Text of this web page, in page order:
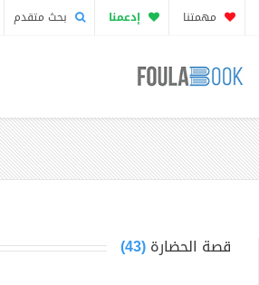
مهمتنا إدعمنا بحث متقدم
قصة الحضارة(43)